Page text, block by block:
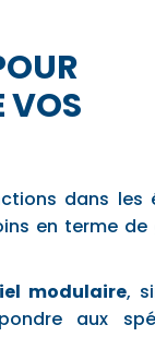
VOS
dans les
en terme de
modulaire,
aux